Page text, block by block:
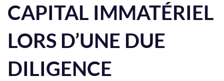
CAPITAL IMMATÉRIEL
LORS D’UNE DUE
DILIGENCE